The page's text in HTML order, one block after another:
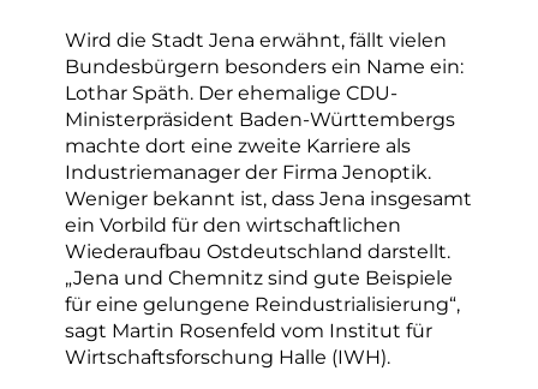
Wird die Stadt Jena erwähnt, fällt vielen
Bundesbürgern besonders ein Name ein:
Lothar Späth. Der ehemalige CDU-
Ministerpräsident Baden-Württembergs
machte dort eine zweite Karriere als
Industriemanager der Firma Jenoptik.
Weniger bekannt ist, dass Jena insgesamt
ein Vorbild für den wirtschaftlichen
Wiederaufbau Ostdeutschland darstellt.
„Jena und Chemnitz sind gute Beispiele
für eine gelungene Reindustrialisierung“,
sagt Martin Rosenfeld vom Institut für
Wirtschaftsforschung Halle (IWH).